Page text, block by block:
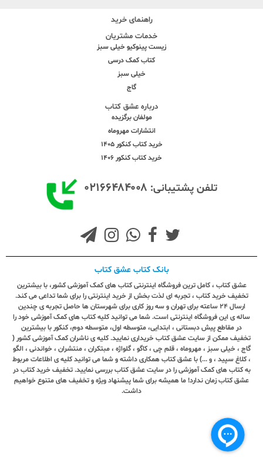
راهنمای خرید
خدمات مشتریان
زیست پینوکیو خیلی سبز
کتاب کمک درسی
خیلی سبز
گاج
درباره عشق کتاب
مولفان برگزیده
انتشارات مهروماه
خرید کتاب کنکور 1405
خرید کتاب کنکور 1406
تلفن پشتیبانی: ۰۲۱۶۶۴۸۴۰۰۸
بانک کتاب عشق کتاب
عشق کتاب ، کامل ترین فروشگاه اینترنتی کتاب های کمک آموزشی کشور، با بیشترین
تخفیف خرید کتاب ، تجربه ای لذت بخش از خرید اینترنتی را برای شما تداعی می کند.
ارسال ٢٤ ساعته برای تهران و سه روز کاری برای شهرستان ها حاصل تجربه ی چندین
ساله ی این فروشگاه اینترنتی است. شما می توانید کلیه کتاب های کمک آموزشی خود را
در مقاطع پیش دبستانی ، ابتدایی، متوسطه اول، متوسطه دوم، کنکور با بیشترین
تخفیف ممکن از سایت عشق کتاب خریداری نمایید. کلیه ی ناشران کمک آموزشی کشور (
گاج ، خیلی سبز ، مهروماه ، قلم چی ، کاگو ، گلواژه ، مبتکران ، منتشران ، خواندنی ، الگو
، کلاغ سپید ، و ...) با عشق کتاب همکاری داشته و شما می توانید کلیه ی اطلاعات مربوط
به کتاب های کمک آموزشی را در سایت عشق کتاب بررسی نمایید. تخفیف خرید کتاب در
عشق کتاب زمان ندارد! ما همیشه برای شما پیشنهاد ویژه و تخفیف های متنوع خواهیم
داشت.